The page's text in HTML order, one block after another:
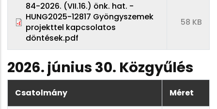
84-2026. (VII.16.) önk. hat. -
HUNG2025-12817 Gyöngyszemek
projekttel kapcsolatos
döntések.pdf
58 KB
2026. június 30. Közgyűlés
Csatolmány Méret